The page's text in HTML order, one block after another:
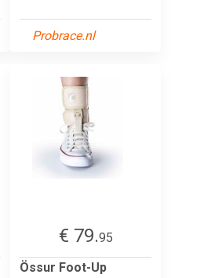
Probrace.nl
€ 79.95
Össur Foot-Up